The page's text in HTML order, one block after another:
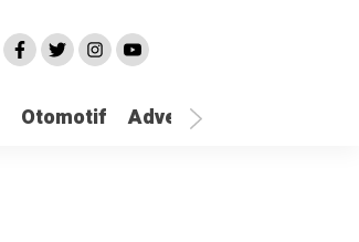
Otomotif Advetorial